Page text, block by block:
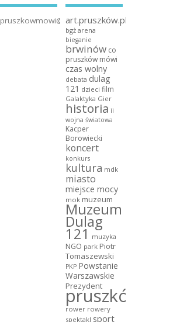
pruszkowmowi@gmail.com
art.pruszków.pl
bgż arena
bieganie
brwinów co
pruszków mówi
czas wolny
debata dulag
121 dzieci film
Galaktyka Gier
historia ii
wojna światowa
Kacper
Borowiecki
koncert
konkurs
kultura mdk
miasto
miejsce mocy
mok muzeum
Muzeum
Dulag
121 muzyka
NGO park Piotr
Tomaszewski
PKP Powstanie
Warszawskie
Prezydent
pruszków
rower rowery
spektakl sport